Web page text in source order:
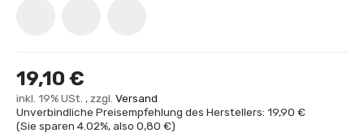
19,10 €
inkl. 19% USt. , zzgl. Versand
Unverbindliche Preisempfehlung des Herstellers: 19,90 €
(Sie sparen 4.02%, also 0,80 €)